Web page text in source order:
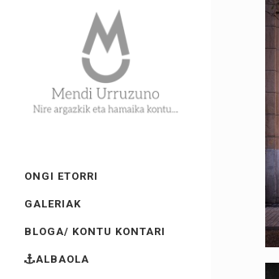
ONGI ETORRI
GALERIAK
BLOGA/ KONTU KONTARI
ALBAOLA